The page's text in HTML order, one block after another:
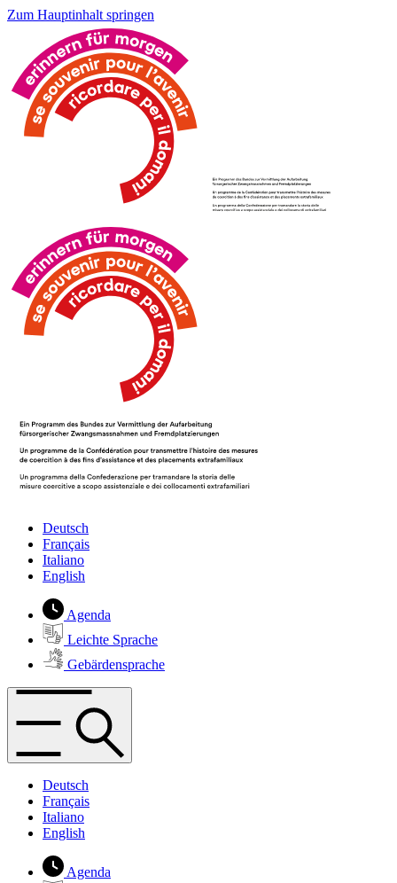
Zum Hauptinhalt springen
Deutsch
Français
Italiano
English
Agenda
Leichte Sprache
Gebärdensprache
Deutsch
Français
Italiano
English
Agenda